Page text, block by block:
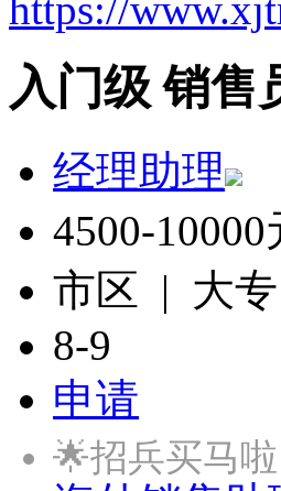
入门级 销售
经理助理
4500-10000
市区 | 大
8-9
申请
🌟招兵买马